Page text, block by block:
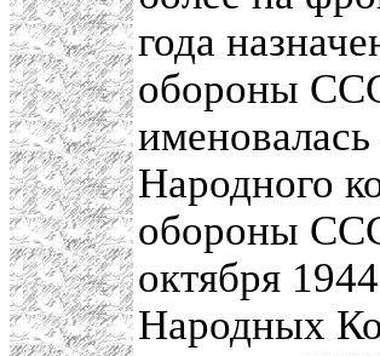
года
обороны
Народного
обороны
октября
Народных